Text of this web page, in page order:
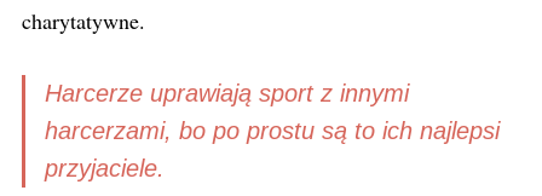
charytatywne.
Harcerze uprawiają sport z innymi
harcerzami, bo po prostu są to ich najlepsi
przyjaciele.